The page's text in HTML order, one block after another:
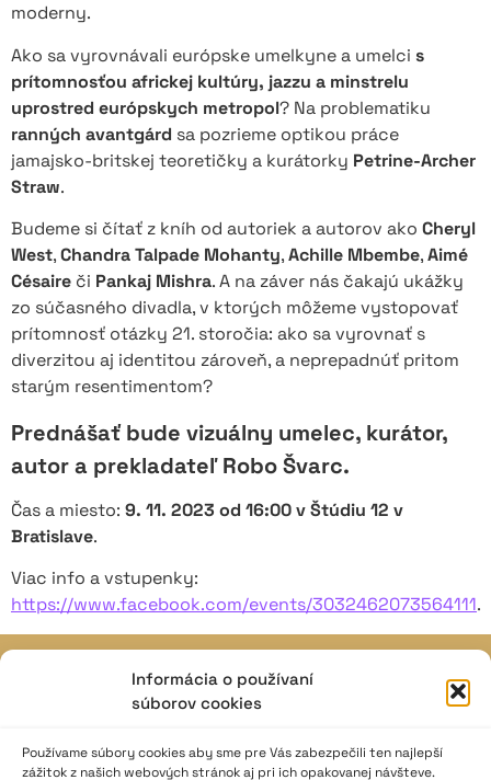
Informácia o používaní
súborov cookies
Používame súbory cookies aby sme pre Vás zabezpečili ten najlepší
zážitok z našich webových stránok aj pri ich opakovanej návšteve.
moderny.
Ako sa vyrovnávali európske umelkyne a umelci s
prítomnosťou africkej kultúry, jazzu a minstrelu
uprostred európskych metropol? Na problematiku
ranných avantgárd sa pozrieme optikou práce
jamajsko-britskej teoretičky a kurátorky Petrine-Archer
Straw.
Budeme si čítať z kníh od autoriek a autorov ako Cheryl
West,Chandra Talpade Mohanty,Achille Mbembe,Aimé
Césaire či Pankaj Mishra. A na záver nás čakajú ukážky
zo súčasného divadla, v ktorých môžeme vystopovať
prítomnosť otázky 21. storočia: ako sa vyrovnať s
diverzitou aj identitou zároveň, a neprepadnúť pritom
starým resentimentom?
Prednášať bude vizuálny umelec, kurátor,
autor a prekladateľ Robo Švarc.
Čas a miesto: 9. 11. 2023 od 16:00 v Štúdiu 12 v
Bratislave.
Viac info a vstupenky:
https://www.facebook.com/events/3032462073564111.
e-mail: javisko.noc@nocka.sk